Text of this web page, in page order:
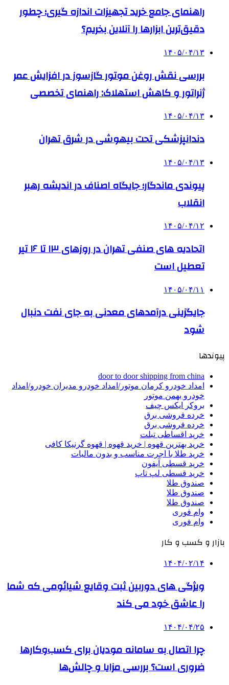
راهنمای جامع خرید تجهیزات اندازه گیری؛ چطور
دقیق‌ترین ابزارها را آنلاین بخریم؟
۱۴۰۵/۰۴/۱۳
بررسی نقش روغن موتور گازسوز در افزایش عمر
ژنراتور و کاهش استهلاک: راهنمای تخصصی
۱۴۰۵/۰۴/۱۳
دندانپزشکی تحت بیهوشی در شرق تهران
۱۴۰۵/۰۴/۱۳
پیوندی ماندگار؛ جایگاه اصناف در اندیشه رهبر
انقلاب
۱۴۰۵/۰۴/۱۲
اتحادیه های صنفی تهران در روزهای ۱۳ تا ۱۶ تیر
تعطیل است
۱۴۰۵/۰۴/۱۱
جایگزینی درآمدهای معدنی به جای نفت دنبال
شود
پیوندها
door to door shipping from china
امداد خودرو کرمان موتور/امداد خودرو مدیران خودرو/امداد
خودرو بهمن موتور
بروکر ایکس چیف
خرده فروشی برق
خرده فروشی برق
خرید اقساطی تبلت
خرید بهترین قهوه | خرید قهوه | قهوه گرنیکا کافی
خرید طلا با اجرت مناسب و بدون مالیات
خرید قسطی آیفون
خرید قسطی لپ تاپ
صندوق طلا
صندوق طلا
صندوق طلا
وام فوری
وام فوری
بازار و کسب و کار
۱۴۰۴/۰۲/۱۴
ویژگی های دوربین ثبت وقایع شیائومی که شما
را عاشق خود می کند
۱۴۰۴/۰۴/۲۵
چرا اتصال به سامانه مودیان برای کسب‌وکارها
ضروری است؟ بررسی مزایا و چالش‌ها